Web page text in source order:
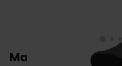
Maxi Cosi LARA 2